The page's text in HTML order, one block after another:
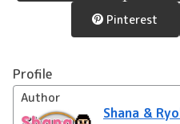
Pinterest
Profile
Author
Shana &